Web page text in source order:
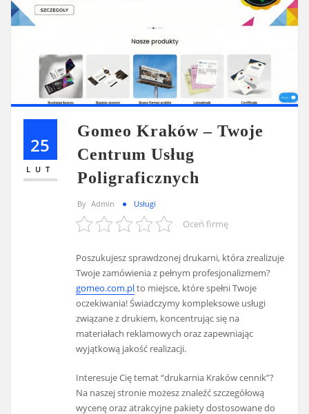
25
LUT
Gomeo Kraków – Twoje
Centrum Usług
Poligraficznych
By Admin Usługi
Oceń firmę
Poszukujesz sprawdzonej drukarni, która zrealizuje
Twoje zamówienia z pełnym profesjonalizmem?
gomeo.com.plto miejsce, które spełni Twoje
oczekiwania! Świadczymy kompleksowe usługi
związane z drukiem, koncentrując się na
materiałach reklamowych oraz zapewniając
wyjątkową jakość realizacji.
Interesuje Cię temat “drukarnia Kraków cennik”?
Na naszej stronie możesz znaleźć szczegółową
wycenę oraz atrakcyjne pakiety dostosowane do